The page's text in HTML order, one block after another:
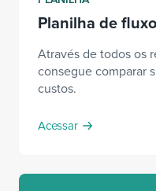
Planilha de
Através de todos os
consegue comparar
custos.
Acessar